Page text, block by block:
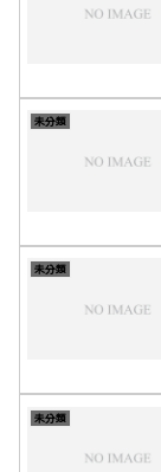
未分類
未分類
未分類